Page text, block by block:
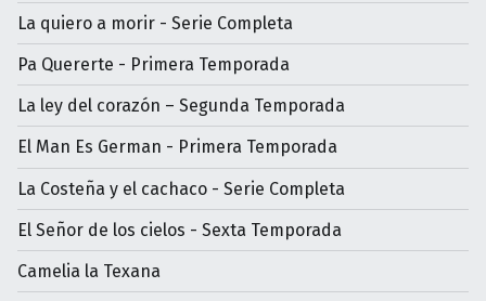
La quiero a morir - Serie Completa
Pa Quererte - Primera Temporada
La ley del corazón – Segunda Temporada
El Man Es German - Primera Temporada
La Costeña y el cachaco - Serie Completa
El Señor de los cielos - Sexta Temporada
Camelia la Texana